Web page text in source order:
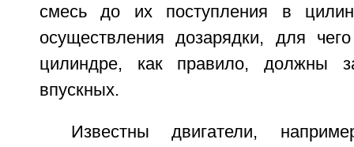
смесь до их поступления в
осуществления дозарядки, для
цилиндре, как правило, должны
впускных.
Известны двигатели,